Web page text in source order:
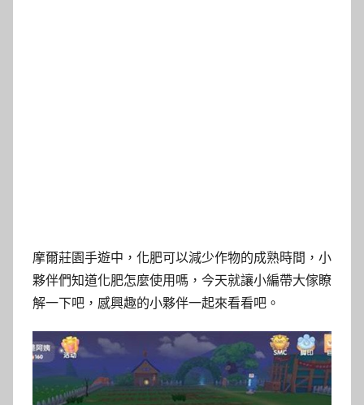
摩爾莊園手遊中，化肥可以減少作物的成熟時間，小
夥伴們知道化肥怎麼使用嗎，今天就讓小編帶大傢瞭
解一下吧，感興趣的小夥伴一起來看看吧。